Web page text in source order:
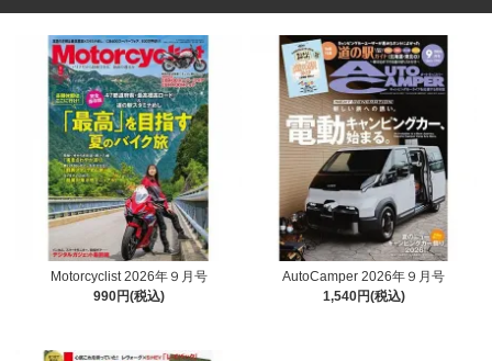
Motorcyclist 2026年９月号
990円(税込)
AutoCamper 2026年９月号
1,540円(税込)